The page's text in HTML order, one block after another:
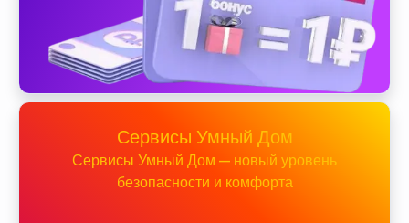
Сервисы Умный Дом
Сервисы Умный Дом — новый уровень
безопасности и комфорта